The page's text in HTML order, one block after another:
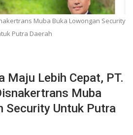
Muba Buka Lowongan Security
Putra Daerah
Maju Lebih Cepat, PT.
Muba
Security Untuk Putra